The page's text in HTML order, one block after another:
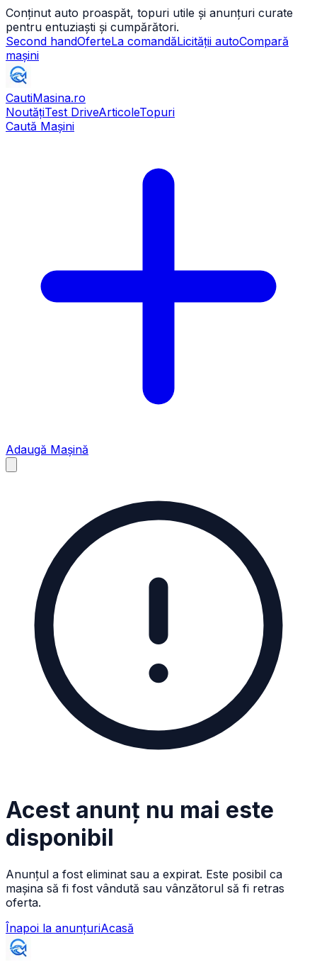
Conținut auto proaspăt, topuri utile și anunțuri curate
pentru entuziaști și cumpărători.
Second handOferteLa comandăLicității autoCompară
mașini
CautiMasina.ro
NoutățiTest DriveArticoleTopuri
Caută Mașini
Adaugă Mașină
Acest anunț nu mai este
disponibil
Anunțul a fost eliminat sau a expirat. Este posibil ca
mașina să fi fost vândută sau vânzătorul să fi retras
oferta.
Înapoi la anunțuriAcasă